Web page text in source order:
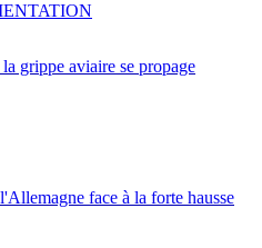
grippe aviaire se propage
face à la forte hausse